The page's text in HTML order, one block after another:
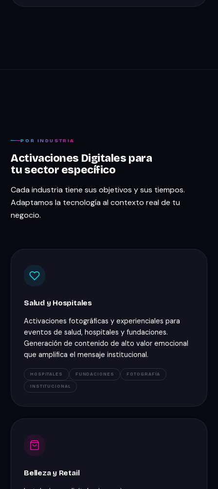
POR INDUSTRIA
Activaciones Digitales para
tu sector específico
Cada industria tiene sus objetivos y sus tiempos.
Adaptamos la tecnología al contexto real de tu
negocio.
Salud y Hospitales
Activaciones fotográficas y experienciales para
eventos de salud, hospitales y fundaciones.
Generación de contenido de alto valor emocional
que amplifica el mensaje institucional.
HOSPITALES FUNDACIONES FOTOGRAFÍA
INSTITUCIONAL
Belleza y Retail